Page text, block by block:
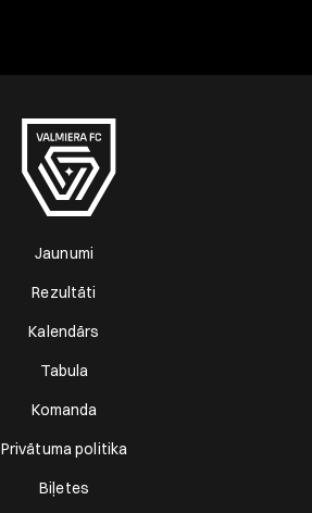
Jaunumi
Rezultāti
Kalendārs
Tabula
Komanda
Privātuma politika
Biļetes